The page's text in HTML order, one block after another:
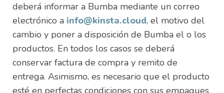
deberá informar a Bumba mediante un correo
electrónico a info@kinsta.cloud, el motivo del
cambio y poner a disposición de Bumba el o los
productos. En todos los casos se deberá
conservar factura de compra y remito de
entrega. Asimismo, es necesario que el producto
esté en perfectas condiciones con sus empaques